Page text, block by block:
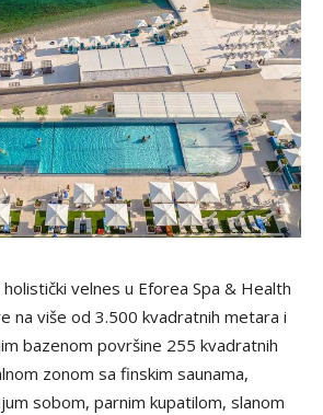
velnes u Eforea Spa & Health
na više od 3.500 kvadratnih metara i
bazenom površine 255 kvadratnih
zonom sa finskim saunama,
sobom, parnim kupatilom, slanom